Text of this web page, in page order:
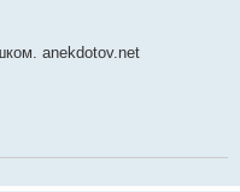
anekdotov.net